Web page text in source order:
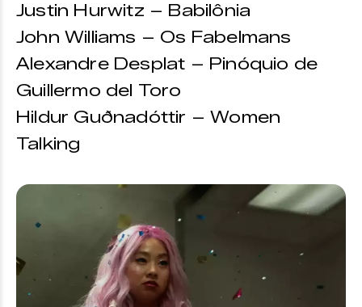
Justin Hurwitz – Babilônia
John Williams – Os Fabelmans
Alexandre Desplat – Pinóquio de
Guillermo del Toro
Hildur Guðnadóttir – Women
Talking